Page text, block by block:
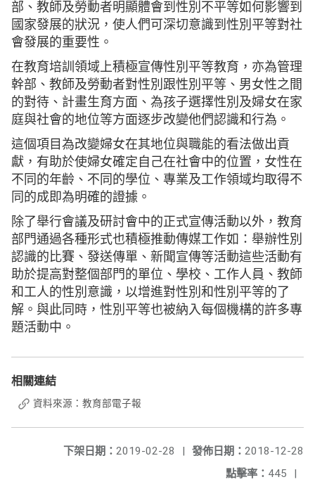
部、教師及勞動者明顯體會到性別不平等如何影響到
國家發展的狀況，使人們可深切意識到性別平等對社
會發展的重要性。
在教育培訓領域上積極宣傳性別平等教育，亦為管理
幹部、教師及勞動者對性別跟性別平等、男女性之間
的對待、計畫生育方面、為孩子選擇性別及婦女在家
庭與社會的地位等方面逐步改變他們認識和行為。
這個項目為改變婦女在其地位與職能的看法做出貢
獻，有助於使婦女確定自己在社會中的位置，女性在
不同的年齡、不同的學位、專業及工作領域均取得不
同的成即為明確的證據。
除了舉行會議及研討會中的正式宣傳活動以外，教育
部門通過各種形式也積極推動傳媒工作如：舉辦性別
認識的比賽、發送傳單、新聞宣傳等活動這些活動有
助於提高對整個部門的單位、學校、工作人員、教師
和工人的性別意識，以增進對性別和性別平等的了
解。與此同時，性別平等也被納入每個機構的許多專
題活動中。
相關連結
資料來源：教育部電子報
發佈日期： 2018-12-28
下架日期： 2019-02-28
|
點擊率： 445 |